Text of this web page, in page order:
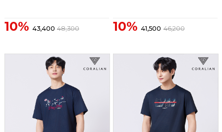
10% 43,400 48,300 10% 41,500 46,200